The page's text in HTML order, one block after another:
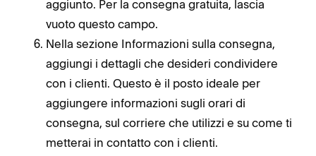
aggiunto. Per la consegna gratuita, lascia
vuoto questo campo.
Nella sezione Informazioni sulla consegna,
aggiungi i dettagli che desideri condividere
con i clienti. Questo è il posto ideale per
aggiungere informazioni sugli orari di
consegna, sul corriere che utilizzi e su come ti
metterai in contatto con i clienti.